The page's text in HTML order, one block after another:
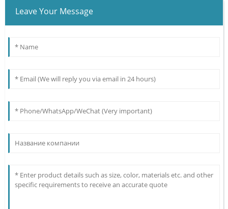
Leave Your Message